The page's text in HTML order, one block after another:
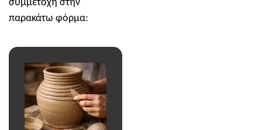
συμμετοχή στην
παρακάτω φόρμα: